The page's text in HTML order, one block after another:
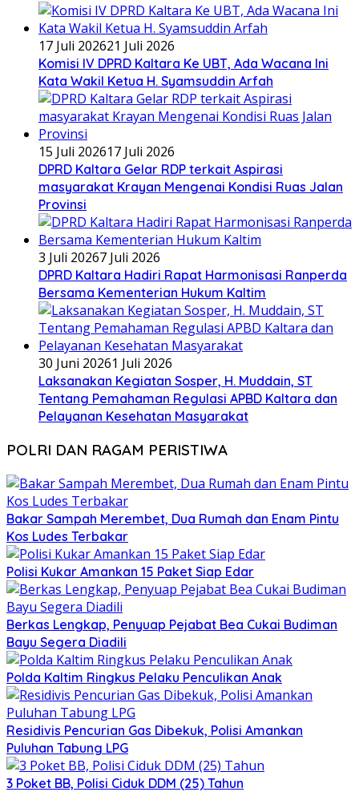
17 Juli 202621 Juli 2026
Komisi IV DPRD Kaltara Ke UBT, Ada Wacana Ini
Kata Wakil Ketua H. Syamsuddin Arfah
15 Juli 202617 Juli 2026
DPRD Kaltara Gelar RDP terkait Aspirasi
masyarakat Krayan Mengenai Kondisi Ruas Jalan
Provinsi
3 Juli 20267 Juli 2026
DPRD Kaltara Hadiri Rapat Harmonisasi Ranperda
Bersama Kementerian Hukum Kaltim
30 Juni 20261 Juli 2026
Laksanakan Kegiatan Sosper, H. Muddain, ST
Tentang Pemahaman Regulasi APBD Kaltara dan
Pelayanan Kesehatan Masyarakat
POLRI DAN RAGAM PERISTIWA
Bakar Sampah Merembet, Dua Rumah dan Enam Pintu
Kos Ludes Terbakar
Polisi Kukar Amankan 15 Paket Siap Edar
Berkas Lengkap, Penyuap Pejabat Bea Cukai Budiman
Bayu Segera Diadili
Polda Kaltim Ringkus Pelaku Penculikan Anak
Residivis Pencurian Gas Dibekuk, Polisi Amankan
Puluhan Tabung LPG
3 Poket BB, Polisi Ciduk DDM (25) Tahun